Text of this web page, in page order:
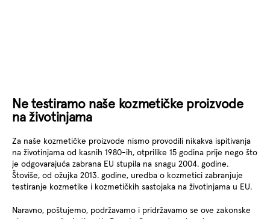
Ne testiramo naše kozmetičke proizvode
na životinjama
Za naše kozmetičke proizvode nismo provodili nikakva ispitivanja
na životinjama od kasnih 1980-ih, otprilike 15 godina prije nego što
je odgovarajuća zabrana EU stupila na snagu 2004. godine.
Štoviše, od ožujka 2013. godine, uredba o kozmetici zabranjuje
testiranje kozmetike i kozmetičkih sastojaka na životinjama u EU.
Naravno, poštujemo, podržavamo i pridržavamo se ove zakonske